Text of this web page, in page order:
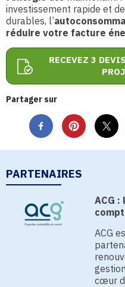
investissement rapide et
durables, l’
réduire votre facture
RECEVEZ 3
Partager sur
PARTENAIRES
ACG :
ACG
cœur